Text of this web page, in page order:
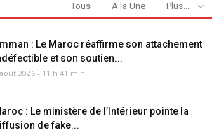
Tous A la Une Plus...
: Le Maroc réaffirme son attachement
et son soutien...
2026 - 11 h 41 min
: Le ministère de l’Intérieur pointe la
de fake...